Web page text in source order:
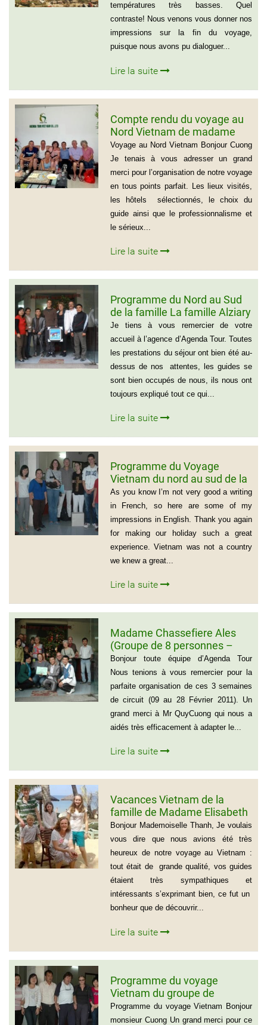
températures très basses. Quel
contraste! Nous venons vous donner nos
impressions sur la fin du voyage,
puisque nous avons pu dialoguer...
Lire la suite
Compte rendu du voyage au
Nord Vietnam de madame
Marie Gammaitoni (Groupe
de Provelli Eric)
Voyage au Nord Vietnam Bonjour Cuong
Je tenais à vous adresser un grand
merci pour l’organisation de notre voyage
en tous points parfait. Les lieux visités,
les hôtels sélectionnés, le choix du
guide ainsi que le professionnalisme et
le sérieux...
Lire la suite
Programme du Nord au Sud
de la famille La famille Alziary
(Voyage Vietnam Nord au
Sud)
Je tiens à vous remercier de votre
accueil à l’agence d’Agenda Tour. Toutes
les prestations du séjour ont bien été au-
dessus de nos attentes, les guides se
sont bien occupés de nous, ils nous ont
toujours expliqué tout ce qui...
Lire la suite
Programme du Voyage
Vietnam du nord au sud de la
famille de Vivien Schydlawsky
As you know I’m not very good a writing
in French, so here are some of my
impressions in English. Thank you again
for making our holiday such a great
experience. Vietnam was not a country
we knew a great...
Lire la suite
Madame Chassefiere Ales
(Groupe de 8 personnes –
Voyage du Nord au Sud
Vietnam)
Bonjour toute équipe d’Agenda Tour
Nous tenions à vous remercier pour la
parfaite organisation de ces 3 semaines
de circuit (09 au 28 Février 2011). Un
grand merci à Mr QuyCuong qui nous a
aidés très efficacement à adapter le...
Lire la suite
Vacances Vietnam de la
famille de Madame Elisabeth
DE LAUBESPIN (6 personnes)
Bonjour Mademoiselle Thanh, Je voulais
vous dire que nous avions été très
heureux de notre voyage au Vietnam :
tout était de grande qualité, vos guides
étaient très sympathiques et
intéressants s’exprimant bien, ce fut un
bonheur que de découvrir...
Lire la suite
Programme du voyage
Vietnam du groupe de
madame et Mr Jean Marie
Cannac
Programme du voyage Vietnam Bonjour
monsieur Cuong Un grand merci pour ce